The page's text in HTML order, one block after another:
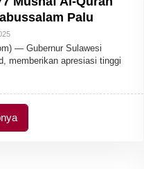
Palu
O
L
E
H
M
— Gubernur Sulawesi
memberikan apresiasi tinggi